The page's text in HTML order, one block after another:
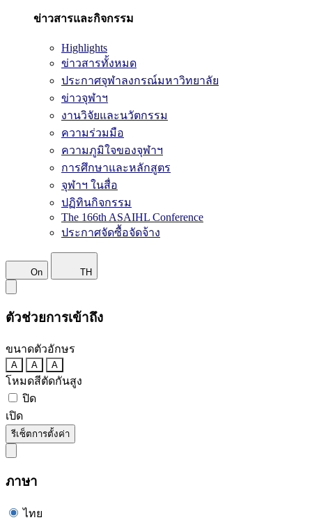
ข่าวสารและกิจกรรม
Highlights
ข่าวสารทั้งหมด
ประกาศจุฬาลงกรณ์มหาวิทยาลัย
ข่าวจุฬาฯ
งานวิจัยและนวัตกรรม
ความร่วมมือ
ความภูมิใจของจุฬาฯ
การศึกษาและหลักสูตร
จุฬาฯ ในสื่อ
ปฏิทินกิจกรรม
The 166th ASAIHL Conference
ประกาศจัดซื้อจัดจ้าง
On TH
ตัวช่วยการเข้าถึง
ขนาดตัวอักษร
A A A
โหมดสีตัดกันสูง
ปิด
เปิด
รีเซ็ตการตั้งค่า
ภาษา
ไทย